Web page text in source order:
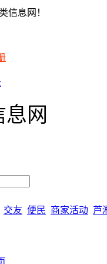
信息网！
网
交友 便民 商家活动 芦